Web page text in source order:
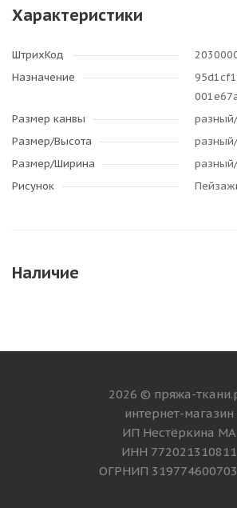
Характеристики
ШтрихКод
Назначение
Размер канвы
Размер/Высота
Размер/Ширина
Рисунок
Наличие
2026 © пряжа-
интернет-магазин
ИП Нестёркина МА
ИНН 772021310811
ОГРНИП